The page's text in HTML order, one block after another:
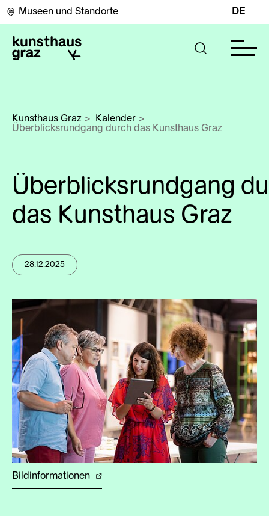
Museen und Standorte DE
Kunsthaus Graz > Kalender >
Überblicksrundgang durch das Kunsthaus Graz
Überblicksrundgang
das Kunsthaus Graz
28.12.2025
Bildinformationen